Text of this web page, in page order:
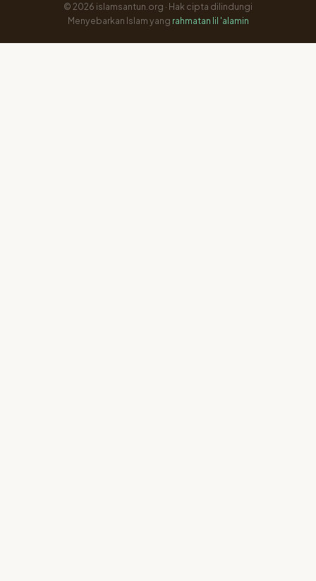
© 2026 islamsantun.org · Hak cipta dilindungi
Menyebarkan Islam yang rahmatan lil 'alamin